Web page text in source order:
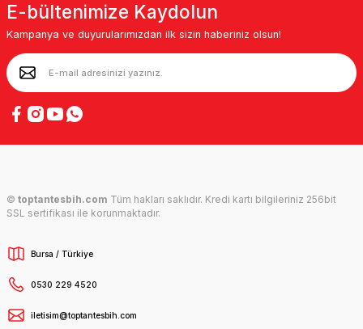
E-bültenimize Kaydolun
Kampanya ve duyurularımızdan ilk sizin haberiniz olsun!
© toptantesbih.com Tüm hakları saklıdır. Kredi kartı bilgileriniz 256bit
SSL sertifikası ile korunmaktadır.
Bursa / Türkiye
0530 229 4520
iletisim@toptantesbih.com